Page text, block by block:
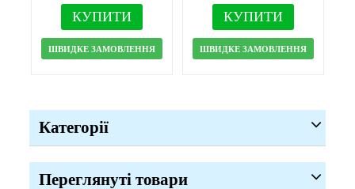
КУПИТИ
ШВИДКЕ ЗАМОВЛЕННЯ
КУПИТИ
ШВИДКЕ ЗАМОВЛЕННЯ
Категорії
Переглянуті товари